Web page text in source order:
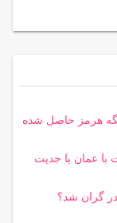
هرمز حاصل شده
با عمان با جدیت